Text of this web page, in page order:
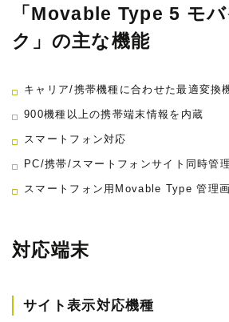
「Movable Type 5 モ
ク」の主な機能
キャリア/携帯機種に合わせた最適変換
900機種以上の携帯端末情報を内蔵
スマートフォン対応
PC/携帯/スマートフォンサイト同時管理
スマートフォン用Movable Type 管理
対応端末
サイト表示対応機種